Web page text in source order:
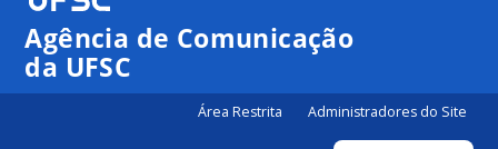
Canais
Agência de Comunicação
da UFSC
Área Restrita Administradores do Site